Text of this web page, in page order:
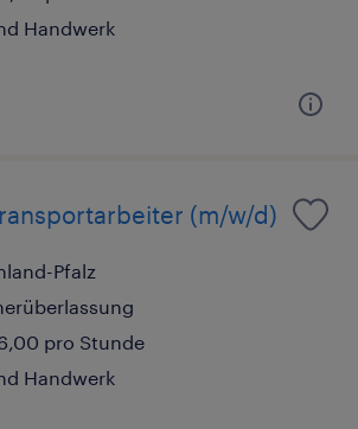
Handwerk
(m/w/d)
Pfalz
pro Stunde
Handwerk